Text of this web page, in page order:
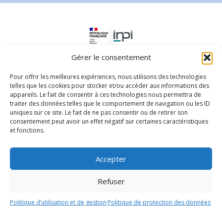
Gérer le consentement
Pour offrir les meilleures expériences, nous utilisons des technologies
telles que les cookies pour stocker et/ou accéder aux informations des
appareils. Le fait de consentir à ces technologies nous permettra de
traiter des données telles que le comportement de navigation ou les ID
uniques sur ce site. Le fait de ne pas consentir ou de retirer son
consentement peut avoir un effet négatif sur certaines caractéristiques
et fonctions.
Accepter
Refuser
Politique d’utilisation et de gestion Politique de protection des données
Parc d'activités Horizon - 5 rue des Orapus
0594256240
Nous contacter
légales